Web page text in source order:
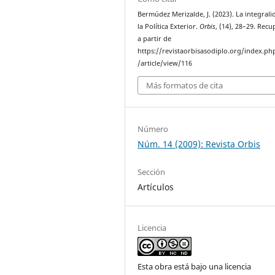
Bermúdez Merizalde, J. (2023). La
la Política Exterior.Orbis, (14), 28–29.
a partir de
https://revistaorbisasodiplo.org/
/article/view/116
Más formatos de cita
Número
Núm. 14 (2009): Revista Orbis
Sección
Artículos
Licencia
Esta obra está bajo una licencia